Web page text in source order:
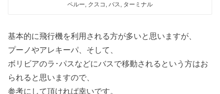
ペルー, クスコ, バス, ターミナル
基本的に飛行機を利用される方が多いと思いますが、
プーノやアレキーパ、そして、
ボリビアのラ･パスなどにバスで移動されるという方はお
られると思いますので、
参考にして頂ければ幸いです。